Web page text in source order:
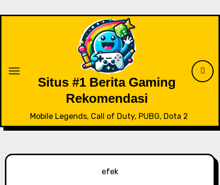
Situs #1 Berita Gaming
Rekomendasi
Mobile Legends, Call of Duty, PUBG, Dota 2
efek